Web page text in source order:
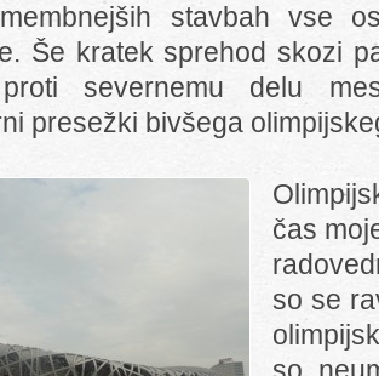
stavbah vse
Še kratek sprehod skozi
severnemu delu
presežki bivšega
čas
so se